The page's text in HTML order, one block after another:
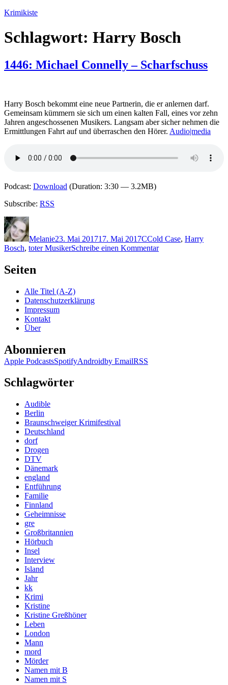
Zum
springen
Krimikiste
Schlagwort: Harry Bosch
1446: Michael Connelly – Scharfschuss
Harry Bosch bekommt eine neue Partnerin, die er anlernen darf.
Gemeinsam kümmern sie sich um einen kalten Fall, eines vor zehn
Jahren angeschossenen Musikers. Langsam aber sicher nehmen die
Ermittlungen Fahrt auf und überraschen den Hörer. Audio|media
Podcast: Download (Duration: 3:30 — 3.2MB)
Subscribe: RSS
Autor
Melanie23. Mai 201717. Mai 2017CCold Case, Harry
Bosch, toter MusikerSchreibe einen Kommentarzu
Seiten
Alle Titel (A-Z)
Datenschutzerklärung
Impressum
Kontakt
Über
Abonnieren
Apple PodcastsSpotifyAndroidby EmailRSS
Schlagwörter
Audible
Berlin
Braunschweiger Krimifestival
Deutschland
dorf
Drogen
DTV
Dänemark
england
Entführung
Familie
Finnland
Geheimnisse
gre
Großbritannien
Hörbuch
Insel
Interview
Island
Jahr
kk
Krimi
Kristine
Kristine Greßhöner
Leben
London
Mann
mord
Mörder
Namen mit B
Namen mit S